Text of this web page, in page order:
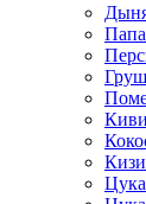
Киви